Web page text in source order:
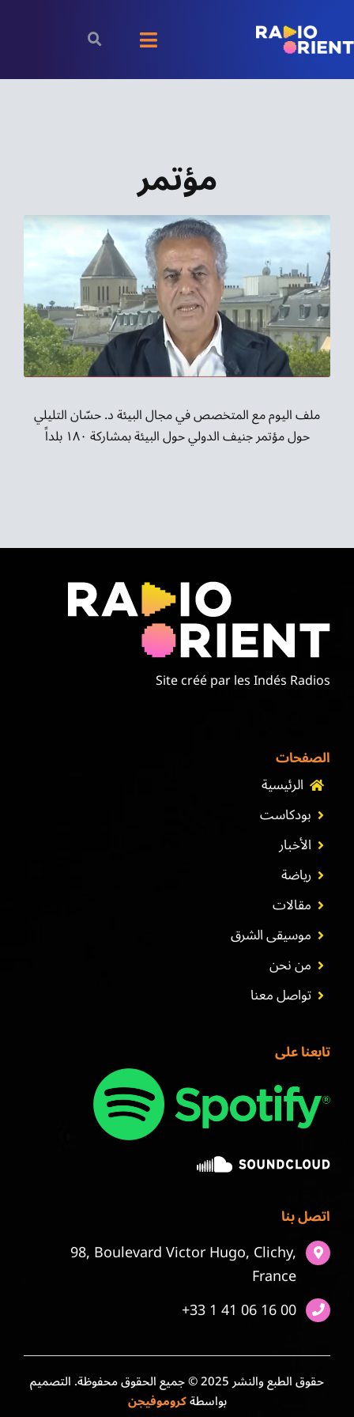
content
Toggle
رياضة
اقتصاد
مقالات
موسيقى الشرق
من نحن
تواصل معنا
مؤتمر
ملف اليوم مع المتخصص في مجال البيئة د. حسّان التليلي
حول مؤتمر جنيف الدولي حول البيئة بمشاركة ١٨٠ بلداً
Site créé par les Indés Radios
الصفحات
الرئيسية
بودكاست
الأخبار
رياضة
مقالات
موسيقى الشرق
من نحن
تواصل معنا
تابعنا على
اتصل بنا
98, Boulevard Victor Hugo, Clichy,
France
+33 1 41 06 16 00
حقوق الطبع والنشر 2025 © جميع الحقوق محفوظة. التصميم
بواسطةكروموفيجن